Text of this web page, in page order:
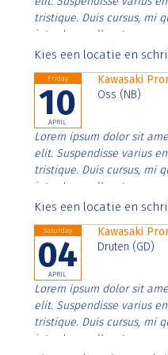
tristique. Duis cursus, mi
interdum nulla, ut
Aenean faucibus nibh et
Kies een locatie en
Friday
10
APRIL
Kawasaki
Oss (NB)
Lorem ipsum dolor sit
elit. Suspendisse varius
tristique. Duis cursus, mi
interdum nulla, ut
Aenean faucibus nibh et
Kies een locatie en
Saturday
04
APRIL
Kawasaki
Druten (GD)
Lorem ipsum dolor sit
elit. Suspendisse varius
tristique. Duis cursus, mi
interdum nulla, ut